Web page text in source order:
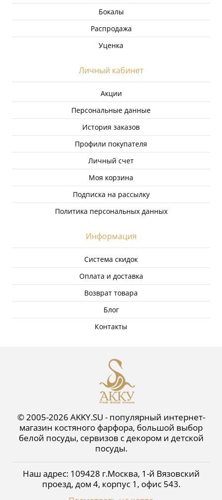
Бокалы
Распродажа
Уценка
Личный кабинет
Акции
Персональные данные
История заказов
Профили покупателя
Личный счет
Моя корзина
Подписка на рассылку
Политика персональных данных
Информация
Система скидок
Оплата и доставка
Возврат товара
Блог
Контакты
© 2005-2026 AKKY.SU - популярный интернет-
магазин костяного фарфора, большой выбор
белой посуды, сервизов с декором и детской
посуды.
Наш адрес: 109428 г.Москва, 1-й Вязовский
проезд, дом 4, корпус 1, офис 543.